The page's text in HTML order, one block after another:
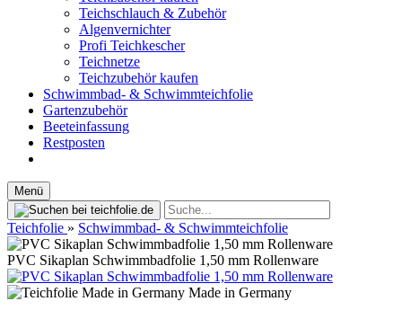
Teichschlauch & Zubehör
Algenvernichter
Profi Teichkescher
Teichnetze
Teichzubehör kaufen
Schwimmbad- & Schwimmteichfolie
Gartenzubehör
Beeteinfassung
Restposten
Menü
Teichfolie » Schwimmbad- & Schwimmteichfolie
PVC Sikaplan Schwimmbadfolie 1,50 mm Rollenware
Made in Germany